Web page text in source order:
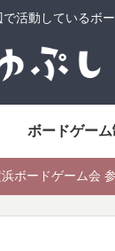
で活動しているボ
ボードゲー
ボードゲーム会